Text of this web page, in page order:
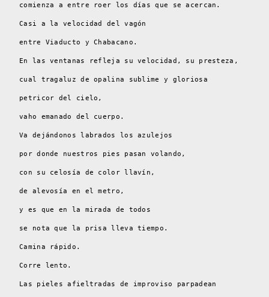
comienza a entre roer los días que se acercan.
Casi a la velocidad del vagón
entre Viaducto y Chabacano.
En las ventanas refleja su velocidad, su presteza,
cual tragaluz de opalina sublime y gloriosa
petricor del cielo,
vaho emanado del cuerpo.
Va dejándonos labrados los azulejos
por donde nuestros pies pasan volando,
con su celosía de color llavín,
de alevosía en el metro,
y es que en la mirada de todos
se nota que la prisa lleva tiempo.
Camina rápido.
Corre lento.
Las pieles afieltradas de improviso parpadean